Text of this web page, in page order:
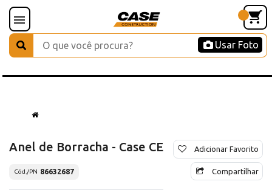
Usar Foto
Anel de Borracha - Case CE
Cód./PN 86632687
Adicionar Favorito
Compartilhar